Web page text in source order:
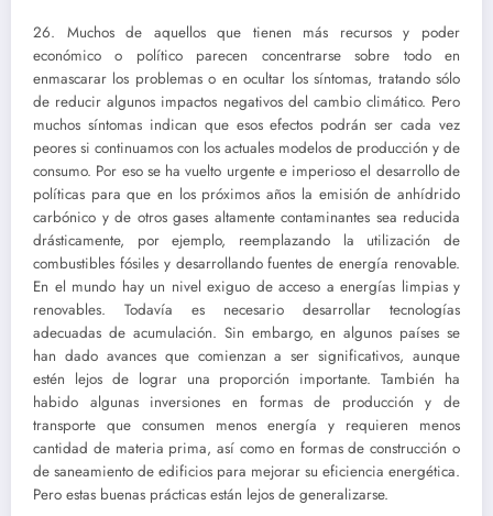
26. Muchos de aquellos que tienen más recursos y poder
económico o político parecen concentrarse sobre todo en
enmascarar los problemas o en ocultar los síntomas, tratando sólo
de reducir algunos impactos negativos del cambio climático. Pero
muchos síntomas indican que esos efectos podrán ser cada vez
peores si continuamos con los actuales modelos de producción y de
consumo. Por eso se ha vuelto urgente e imperioso el desarrollo de
políticas para que en los próximos años la emisión de anhídrido
carbónico y de otros gases altamente contaminantes sea reducida
drásticamente, por ejemplo, reemplazando la utilización de
combustibles fósiles y desarrollando fuentes de energía renovable.
En el mundo hay un nivel exiguo de acceso a energías limpias y
renovables. Todavía es necesario desarrollar tecnologías
adecuadas de acumulación. Sin embargo, en algunos países se
han dado avances que comienzan a ser significativos, aunque
estén lejos de lograr una proporción importante. También ha
habido algunas inversiones en formas de producción y de
transporte que consumen menos energía y requieren menos
cantidad de materia prima, así como en formas de construcción o
de saneamiento de edificios para mejorar su eficiencia energética.
Pero estas buenas prácticas están lejos de generalizarse.